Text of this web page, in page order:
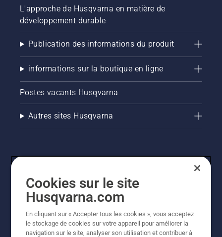
L'approche de Husqvarna en matière de
développement durable
Publication des informations du produit
informations sur la boutique en ligne
Postes vacants Husqvarna
Autres sites Husqvarna
© Husqvarna AB (publ). Tous droits réservés. Les prix
indiqués sont des prix de vente conseillés. Tous les prix
Cookies sur le site
Husqvarna.com
En cliquant sur « Accepter tous les cookies », vous acceptez
le stockage de cookies sur votre appareil pour améliorer la
navigation sur le site, analyser son utilisation et contribuer à